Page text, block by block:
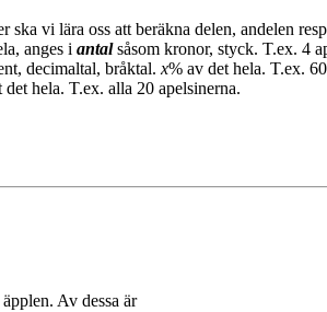
ska vi lära oss att beräkna delen, andelen
anges i antalsåsom kronor, styck. T.ex. 4
decimaltal, bråktal. x% av det hela. T.ex.
hela. T.ex. alla 20 apelsinerna.
Av dessa är